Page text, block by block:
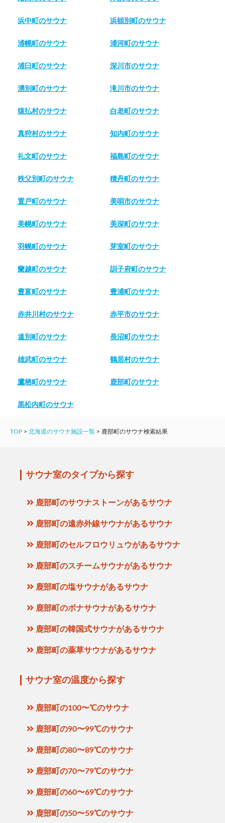
浜中町のサウナ 浜頓別町のサウナ
浦幌町のサウナ 浦河町のサウナ
浦臼町のサウナ 深川市のサウナ
湧別町のサウナ 滝川市のサウナ
猿払村のサウナ 白老町のサウナ
真狩村のサウナ 知内町のサウナ
礼文町のサウナ 福島町のサウナ
秩父別町のサウナ 積丹町のサウナ
置戸町のサウナ 美唄市のサウナ
美幌町のサウナ 美深町のサウナ
羽幌町のサウナ 芽室町のサウナ
蘭越町のサウナ 訓子府町のサウナ
豊富町のサウナ 豊浦町のサウナ
赤井川村のサウナ 赤平市のサウナ
遠別町のサウナ 長沼町のサウナ
雄武町のサウナ 鶴居村のサウナ
鷹栖町のサウナ 鹿部町のサウナ
黒松内町のサウナ
TOP > 北海道のサウナ施設一覧 > 鹿部町のサウナ検索結果
サウナ室のタイプから探す
鹿部町のサウナストーンがあるサウナ
鹿部町の遠赤外線サウナがあるサウナ
鹿部町のセルフロウリュウがあるサウナ
鹿部町のスチームサウナがあるサウナ
鹿部町の塩サウナがあるサウナ
鹿部町のボナサウナがあるサウナ
鹿部町の韓国式サウナがあるサウナ
鹿部町の薬草サウナがあるサウナ
サウナ室の温度から探す
鹿部町の100〜℃のサウナ
鹿部町の90〜99℃のサウナ
鹿部町の80〜89℃のサウナ
鹿部町の70〜79℃のサウナ
鹿部町の60〜69℃のサウナ
鹿部町の50〜59℃のサウナ